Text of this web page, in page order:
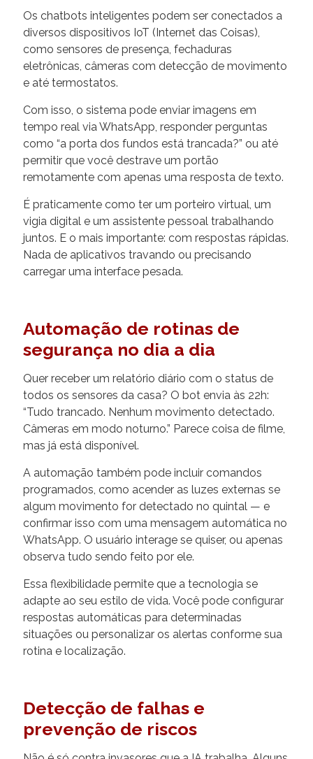
Os chatbots inteligentes podem ser conectados a
diversos dispositivos IoT (Internet das Coisas),
como sensores de presença, fechaduras
eletrônicas, câmeras com detecção de movimento
e até termostatos.
Com isso, o sistema pode enviar imagens em
tempo real via WhatsApp, responder perguntas
como “a porta dos fundos está trancada?” ou até
permitir que você destrave um portão
remotamente com apenas uma resposta de texto.
É praticamente como ter um porteiro virtual, um
vigia digital e um assistente pessoal trabalhando
juntos. E o mais importante: com respostas rápidas.
Nada de aplicativos travando ou precisando
carregar uma interface pesada.
Automação de rotinas de
segurança no dia a dia
Quer receber um relatório diário com o status de
todos os sensores da casa? O bot envia às 22h:
“Tudo trancado. Nenhum movimento detectado.
Câmeras em modo noturno.” Parece coisa de filme,
mas já está disponível.
A automação também pode incluir comandos
programados, como acender as luzes externas se
algum movimento for detectado no quintal — e
confirmar isso com uma mensagem automática no
WhatsApp. O usuário interage se quiser, ou apenas
observa tudo sendo feito por ele.
Essa flexibilidade permite que a tecnologia se
adapte ao seu estilo de vida. Você pode configurar
respostas automáticas para determinadas
situações ou personalizar os alertas conforme sua
rotina e localização.
Detecção de falhas e
prevenção de riscos